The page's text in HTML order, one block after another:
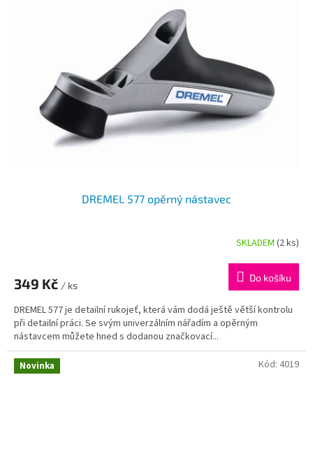
DREMEL 577 opěrný nástavec
SKLADEM (2 ks)
349 Kč / ks
Do košíku
DREMEL 577 je detailní rukojeť, která vám dodá ještě větší kontrolu
při detailní práci. Se svým univerzálním nářadím a opěrným
nástavcem můžete hned s dodanou značkovací...
Novinka Kód: 4019